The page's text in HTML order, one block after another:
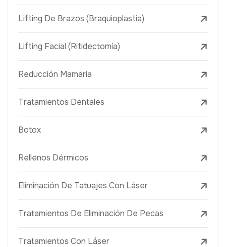
Lifting De Brazos (Braquioplastia)
Lifting Facial (Ritidectomía)
Reducción Mamaria
Tratamientos Dentales
Botox
Rellenos Dérmicos
Eliminación De Tatuajes Con Láser
Tratamientos De Eliminación De Pecas
Tratamientos Con Láser